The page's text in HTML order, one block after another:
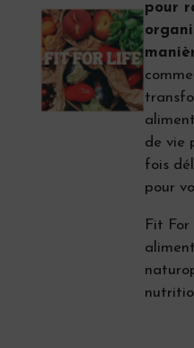
pour
de vie
fois
pour
Fit